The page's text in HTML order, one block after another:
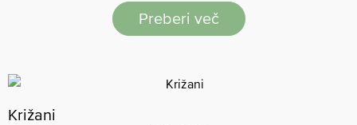
Preberi več
Križani